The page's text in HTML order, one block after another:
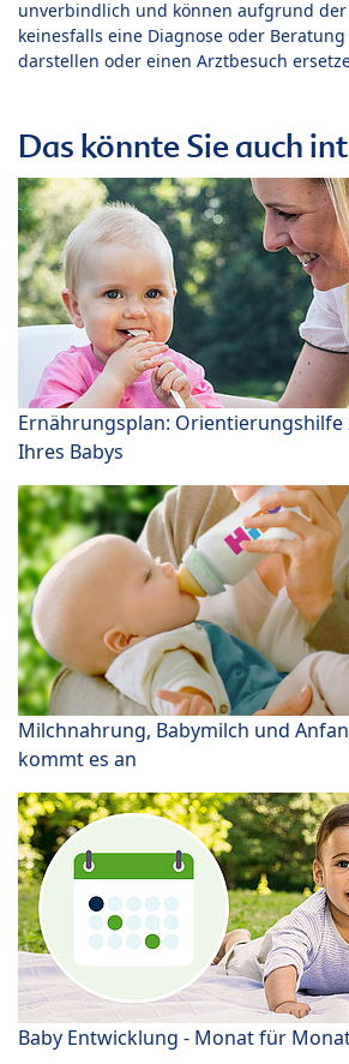
unverbindlich und können aufgrund
keinesfalls eine Diagnose oder
darstellen oder einen Arztbesuch
Das könnte Sie auch
Ernährungsplan:
Ihres Babys
Milchnahrung, Babymilch und
kommt es an
Baby Entwicklung - Monat für